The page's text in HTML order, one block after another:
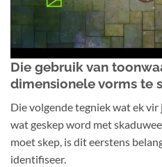
Die gebruik van
dimensionele vorms te
Die volgende tegniek wat ek
wat geskep word met
moet skep, is dit eerstens
identifiseer.